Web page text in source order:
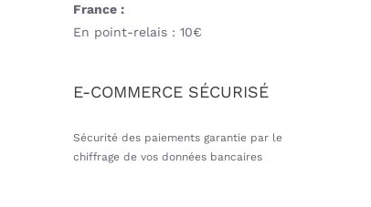
France :
En point-relais : 10€
E-COMMERCE SÉCURISÉ
Sécurité des paiements garantie par le
chiffrage de vos données bancaires